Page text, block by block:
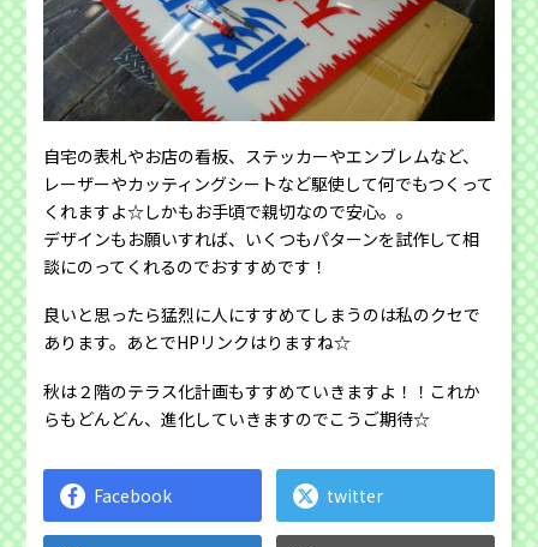
自宅の表札やお店の看板、ステッカーやエンブレムなど、
レーザーやカッティングシートなど駆使して何でもつくって
くれますよ☆しかもお手頃で親切なので安心。。
デザインもお願いすれば、いくつもパターンを試作して相
談にのってくれるのでおすすめです！
良いと思ったら猛烈に人にすすめてしまうのは私のクセで
あります。あとでHPリンクはりますね☆
秋は２階のテラス化計画もすすめていきますよ！！これか
らもどんどん、進化していきますのでこうご期待☆
Facebook twitter